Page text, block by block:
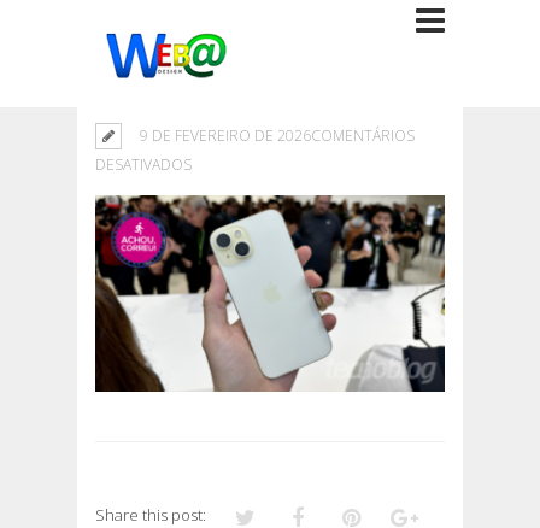
9 DE FEVEREIRO DE 2026COMENTÁRIOS
DESATIVADOSEM
Share this post: